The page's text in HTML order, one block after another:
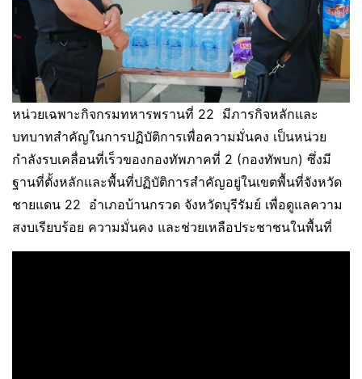
หน่วยเฉพาะกิจกรมทหารพรานที่ 22 มีภารกิจหลักและ
บทบาทสำคัญในการปฏิบัติการเพื่อความมั่นคง เป็นหน่วย
กำลังรบเคลื่อนที่เร็วของกองทัพภาคที่ 2 (กองทัพบก) ซึ่งมี
ฐานที่ตั้งหลักและพื้นที่ปฏิบัติการสำคัญอยู่ในเขตพื้นที่จังหวัด
ชายแดน 22 อำเภอบ้านกรวด จังหวัดบุรีรัมย์ เพื่อดูแลความ
สงบเรียบร้อย ความมั่นคง และช่วยเหลือประชาชนในพื้นที่